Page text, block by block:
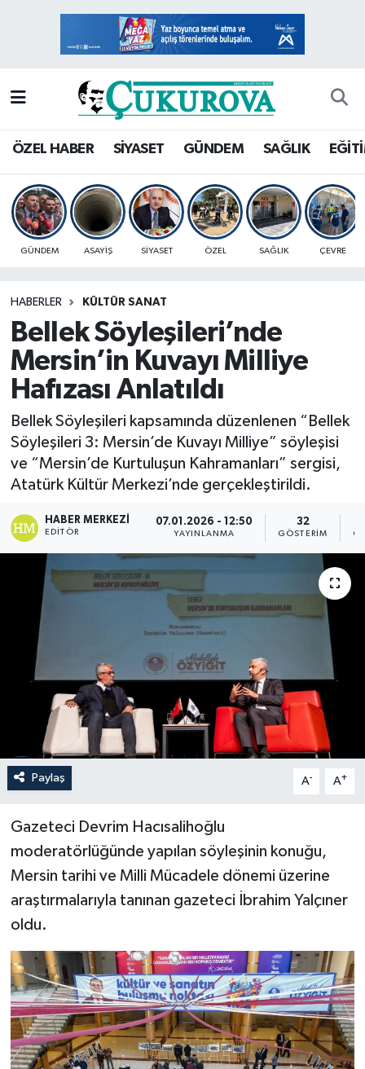
ÖZEL HABER SİYASET GÜNDEM SAĞLIK
GÜNDEM ASAYİŞ SİYASET ÖZEL SAĞLIK ÇEVRE
HABERLER KÜLTÜR SANAT
Bellek Söyleşileri’nde
Mersin’in Kuvayı Milliye
Hafızası Anlatıldı
Bellek Söyleşileri kapsamında düzenlenen “Bellek
Söyleşileri 3: Mersin’de Kuvayı Milliye” söyleşisi
ve “Mersin’de Kurtuluşun Kahramanları” sergisi,
Atatürk Kültür Merkezi’nde gerçekleştirildi.
HABER MERKEZI
EDITÖR
07.01.2026 - 12:50
YAYINLANMA
32
GÖSTERIM
Paylaş A- A+
Gazeteci Devrim Hacısalihoğlu
moderatörlüğünde yapılan söyleşinin konuğu,
Mersin tarihi ve Milli Mücadele dönemi üzerine
araştırmalarıyla tanınan gazeteci İbrahim Yalçıner
oldu.
Mersin Hava Durumu
Mersin Namaz Vakitleri
Mersin Trafik Yoğunluk Haritası
Süper Lig Puan Durumu ve Fikstür
Haber Arşivi